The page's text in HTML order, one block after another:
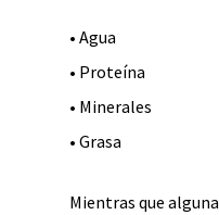
• Agua
• Proteína
• Minerales
• Grasa
Mientras que